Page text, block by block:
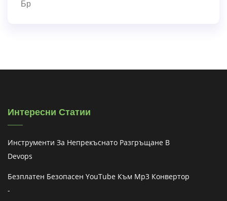
Бр
Интересни Статии
Инструменти За Непрекъснато Разгръщане В
Devops
Безплатен Безопасен YouTube Към Mp3 Конвертор
-